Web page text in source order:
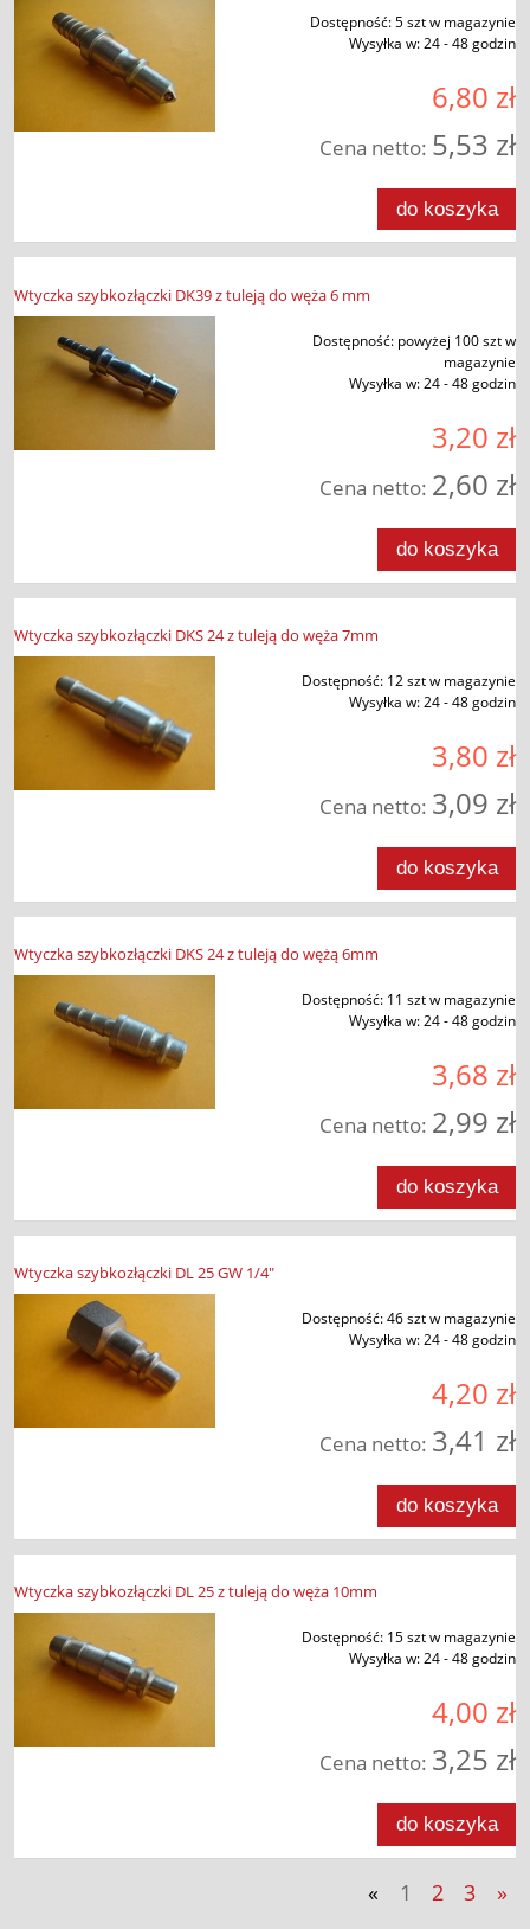
Dostępność:5 szt w magazynie
Wysyłka w:24 - 48 godzin
6,80 zł
Cena netto: 5,53 zł
do koszyka
Wtyczka szybkozłączki DK39 z tuleją do węża 6 mm
Dostępność: powyżej 100 szt w
magazynie
Wysyłka w:24 - 48 godzin
3,20 zł
Cena netto: 2,60 zł
do koszyka
Wtyczka szybkozłączki DKS 24 z tuleją do węża 7mm
Dostępność: 12 szt w magazynie
Wysyłka w:24 - 48 godzin
3,80 zł
Cena netto: 3,09 zł
do koszyka
Wtyczka szybkozłączki DKS 24 z tuleją do wężą 6mm
Dostępność: 11 szt w magazynie
Wysyłka w:24 - 48 godzin
3,68 zł
Cena netto: 2,99 zł
do koszyka
Wtyczka szybkozłączki DL 25 GW 1/4"
Dostępność:46 szt w magazynie
Wysyłka w:24 - 48 godzin
4,20 zł
Cena netto: 3,41 zł
do koszyka
Wtyczka szybkozłączki DL 25 z tuleją do węża 10mm
Dostępność: 15 szt w magazynie
Wysyłka w:24 - 48 godzin
4,00 zł
Cena netto: 3,25 zł
do koszyka
« 1 2 3 »